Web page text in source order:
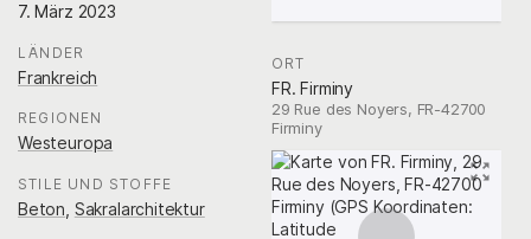
7. März 2023
LÄNDER
Frankreich
REGIONEN
Westeuropa
STILE UND STOFFE
Beton Sakralarchitektur
ORT
FR. Firminy
29 Rue des Noyers, FR-42700
Firminy